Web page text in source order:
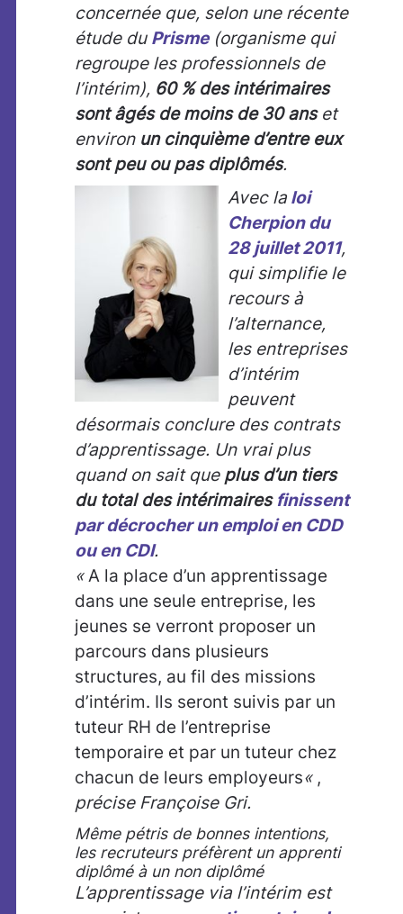
concernée que, selon une récente
étude du Prisme(organisme qui
regroupe les professionnels de
l’intérim), 60 % des intérimaires
sont âgés de moins de 30 anset
environ un cinquième d’entre eux
sont peu ou pas diplômés.
Avec la loi
Cherpion du
28 juillet 2011,
qui simplifie le
recours à
l’alternance,
les entreprises
d’intérim
peuvent
désormais conclure des contrats
d’apprentissage. Un vrai plus
quand on sait que plus d’un tiers
du total des intérimaires finissent
par décrocher un emploi en CDD
ou en CDI.
«A la place d’un apprentissage
dans une seule entreprise, les
jeunes se verront proposer un
parcours dans plusieurs
structures, au fil des missions
d’intérim. Ils seront suivis par un
tuteur RH de l’entreprise
temporaire et par un tuteur chez
chacun de leurs employeurs« ,
précise Françoise Gri.
Même pétris de bonnes intentions,
les recruteurs préfèrent un apprenti
diplômé à un non diplômé
L’apprentissage via l’intérim est